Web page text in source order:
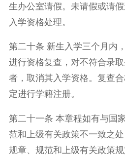
生办公室请假。未请假或请
入学资格处理。
第二十条 新生入学三个月内
进行资格复查，对不符合录
者，取消其入学资格。复查
定进行学籍注册。
第二十一条 本章程如有与国
范和上级有关政策不一致之处
规章、规范和上级有关政策